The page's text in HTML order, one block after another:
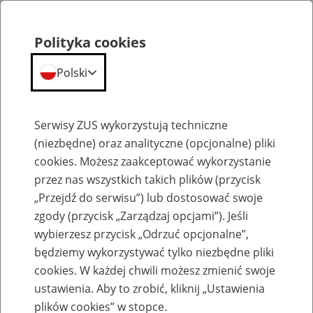
Emerytury
Baza zlikwidowanych lub
przekształconych zakładów pracy
Polityka cookies
Polski
Serwisy ZUS wykorzystują techniczne
(niezbędne) oraz analityczne (opcjonalne) pliki
cookies. Możesz zaakceptować wykorzystanie
przez nas wszystkich takich plików (przycisk
„Przejdź do serwisu”) lub dostosować swoje
zgody (przycisk „Zarządzaj opcjami”). Jeśli
wybierzesz przycisk „Odrzuć opcjonalne”,
będziemy wykorzystywać tylko niezbędne pliki
cookies. W każdej chwili możesz zmienić swoje
ustawienia. Aby to zrobić, kliknij „Ustawienia
plików cookies” w stopce.